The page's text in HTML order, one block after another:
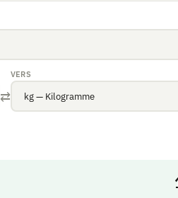
⇄
VERS